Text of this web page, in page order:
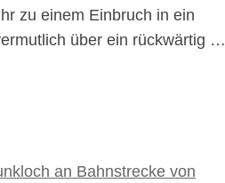
zu einem Einbruch in ein
über ein rückwärtig …
an Bahnstrecke von